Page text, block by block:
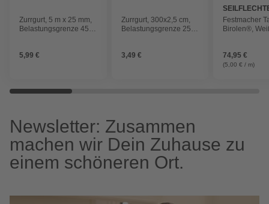
Zurrgurt, 5 m x 25 mm,
Belastungsgrenze 45
5,99 €
Zurrgurt, 300x2,5 cm,
Belastungsgrenze 250
3,49 €
Festmacher
Birolen®,
74,95 €
(5,00 € / m)
Newsletter: Zusammen
machen wir Dein Zuhause zu
einem schöneren Ort.